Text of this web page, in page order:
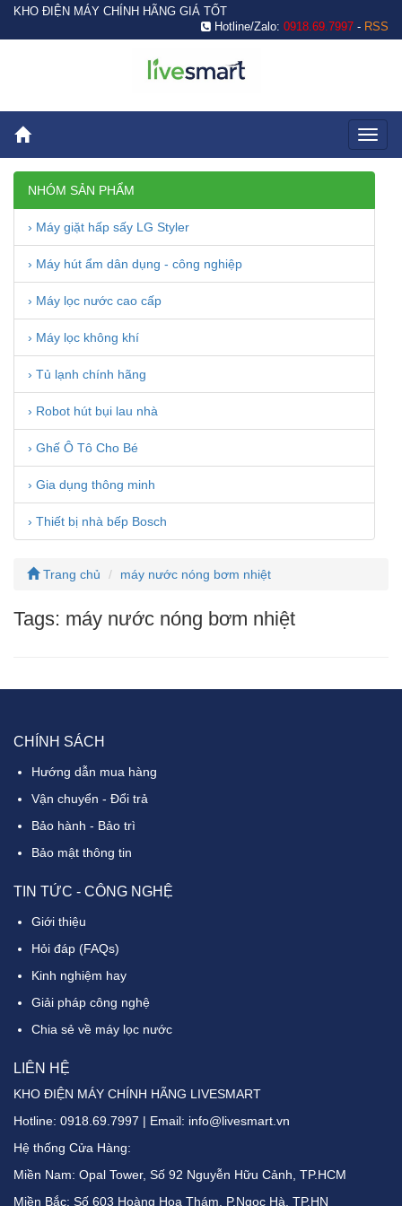
KHO ĐIỆN MÁY CHÍNH HÃNG GIÁ TỐT
Hotline/Zalo: 0918.69.7997 - RSS
NHÓM SẢN PHẨM
› Máy giặt hấp sấy LG Styler
› Máy hút ẩm dân dụng - công nghiệp
› Máy lọc nước cao cấp
› Máy lọc không khí
› Tủ lạnh chính hãng
› Robot hút bụi lau nhà
› Ghế Ô Tô Cho Bé
› Gia dụng thông minh
› Thiết bị nhà bếp Bosch
Trang chủ máy nước nóng bơm nhiệt
Tags: máy nước nóng bơm nhiệt
CHÍNH SÁCH
Hướng dẫn mua hàng
Vận chuyển - Đổi trả
Bảo hành - Bảo trì
Bảo mật thông tin
TIN TỨC - CÔNG NGHỆ
Giới thiệu
Hỏi đáp (FAQs)
Kinh nghiệm hay
Giải pháp công nghệ
Chia sẻ về máy lọc nước
LIÊN HỆ
KHO ĐIỆN MÁY CHÍNH HÃNG LIVESMART
Hotline: 0918.69.7997 | Email: info@livesmart.vn
Hệ thống Cửa Hàng:
Miền Nam: Opal Tower, Số 92 Nguyễn Hữu Cảnh, TP.HCM
Miền Bắc: Số 603 Hoàng Hoa Thám, P.Ngọc Hà, TP.HN